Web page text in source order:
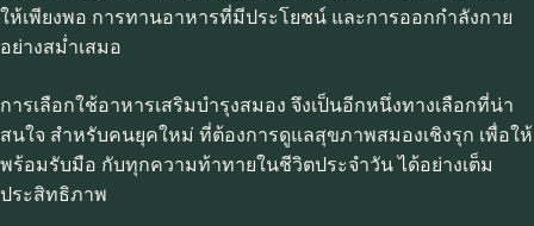
ให้เพียงพอ การทานอาหารที่มีประโยชน์ และการออกกำลังกาย
อย่างสม่ำเสมอ
การเลือกใช้อาหารเสริมบำรุงสมอง จึงเป็นอีกหนึ่งทางเลือกที่น่า
สนใจ สำหรับคนยุคใหม่ ที่ต้องการดูแลสุขภาพสมองเชิงรุก เพื่อให้
พร้อมรับมือ กับทุกความท้าทายในชีวิตประจำวัน ได้อย่างเต็ม
ประสิทธิภาพ